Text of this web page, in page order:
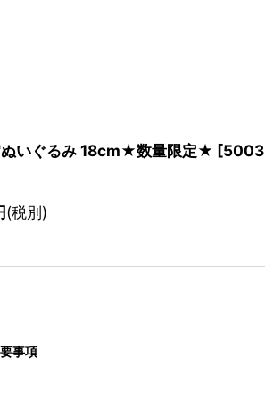
ぬいぐるみ 18cm★数量限定★ [
(税別)
事項